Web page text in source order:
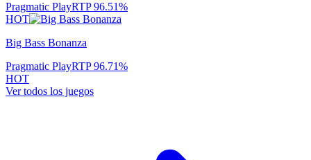
Pragmatic PlayRTP96.51%
HOT
Big Bass Bonanza
Pragmatic PlayRTP96.71%
HOT
Ver todos los juegos